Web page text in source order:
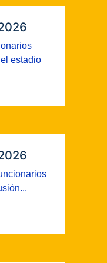
estadio